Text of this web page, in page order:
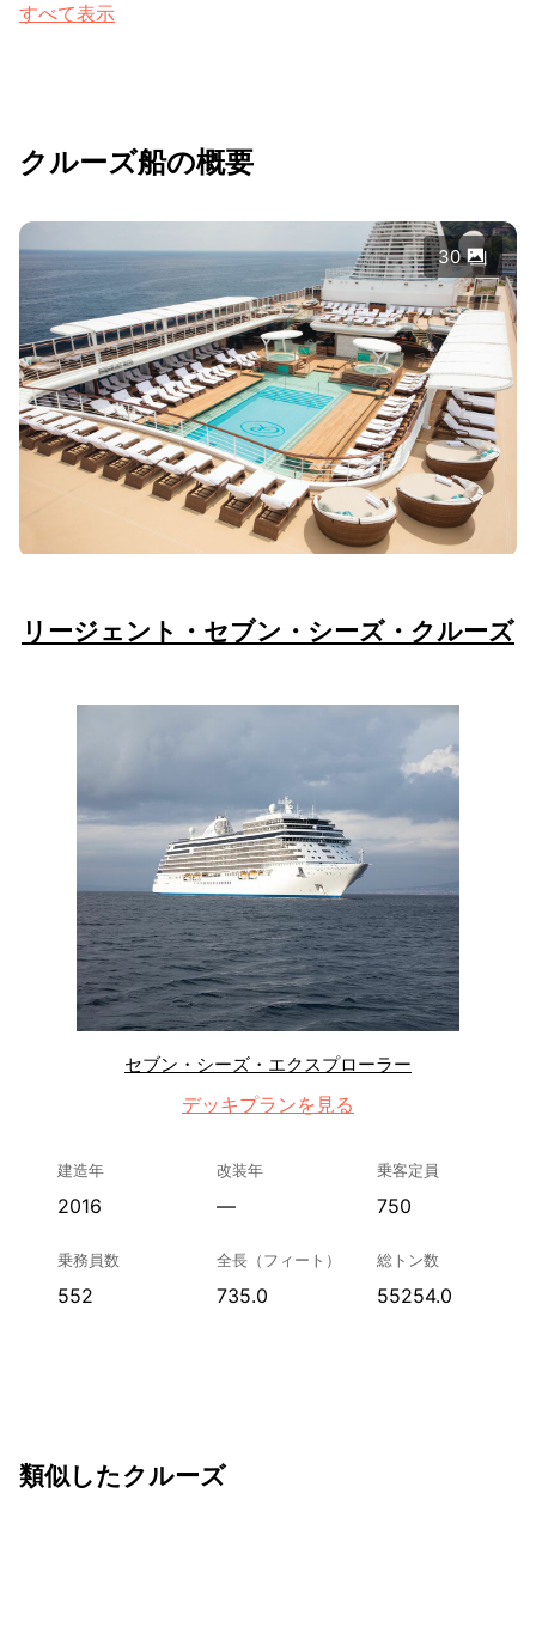
すべて表示
クルーズ船の概要
30
リージェント・セブン・シーズ・クルーズ
セブン・シーズ・エクスプローラー
デッキプランを見る
建造年
2016
改装年
—
乗客定員
750
乗務員数
552
全長（フィート）
735.0
総トン数
55254.0
類似したクルーズ